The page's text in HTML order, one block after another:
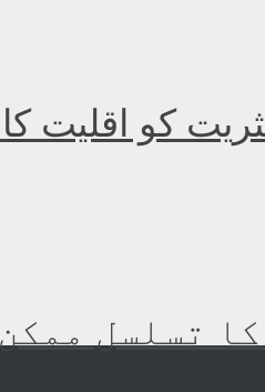
کو اقلیت
تسلسل